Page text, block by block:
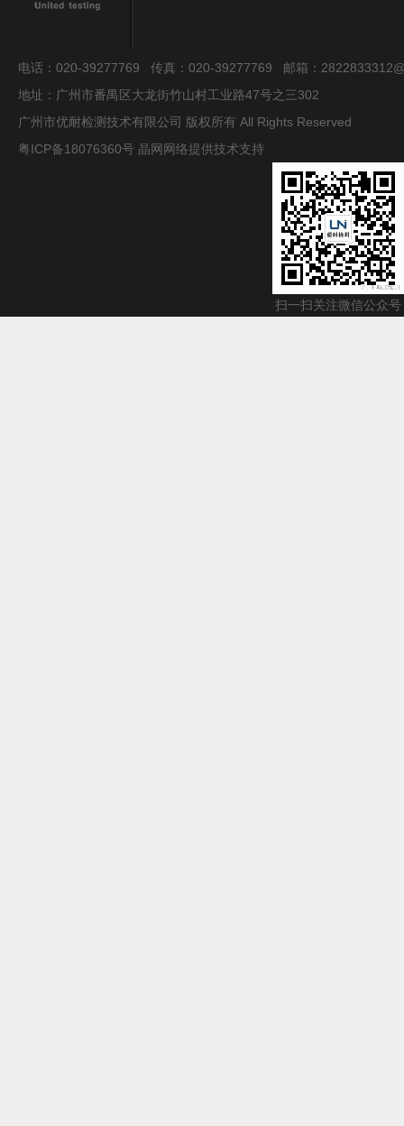
电话：020-39277769 传真：020-39277769 邮箱：
地址：广州市番禺区大龙街竹山村工业路47号之三302
广州市优耐检测技术有限公司 版权所有 All Rights Reserved
粤ICP备18076360号 晶网网络提供技术支持
扫一扫关注微信公众号